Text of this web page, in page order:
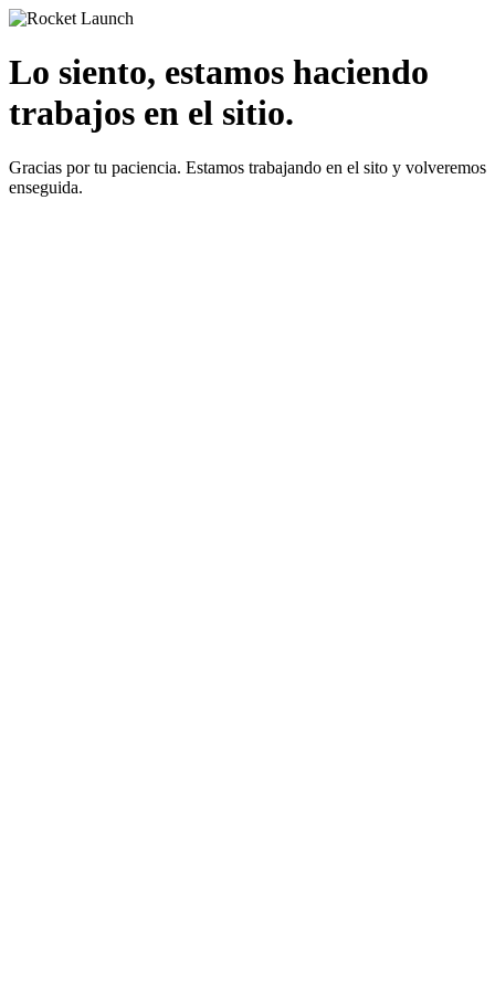
Lo siento, estamos haciendo
trabajos en el sitio.
Gracias por tu paciencia. Estamos trabajando en el sito y volveremos
enseguida.